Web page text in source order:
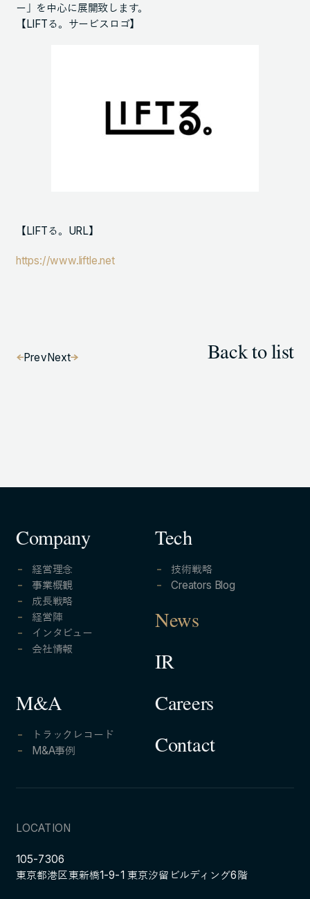
ー」を中心に展開致します。
【LIFTる。サービスロゴ】
【LIFTる。URL】
https://www.liftle.net
PrevNext Back to list
Company
経営理念
事業概観
成長戦略
経営陣
インタビュー
会社情報
M&A
トラックレコード
M&A事例
Tech
技術戦略
Creators Blog
News
IR
Careers
Contact
LOCATION
105-7306
東京都港区東新橋1-9-1 東京汐留ビルディング6階